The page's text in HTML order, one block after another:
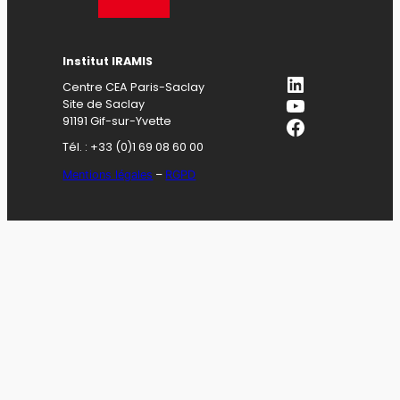
Institut IRAMIS
Centre CEA Paris-Saclay
Site de Saclay
91191 Gif-sur-Yvette
Tél. : +33 (0)1 69 08 60 00
Mentions légales – RGPD
LinkedIn
YouTube
Facebook